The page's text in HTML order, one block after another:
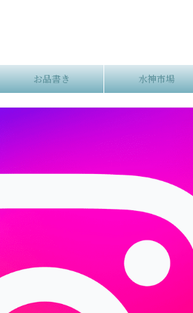
お品書き 水神市場